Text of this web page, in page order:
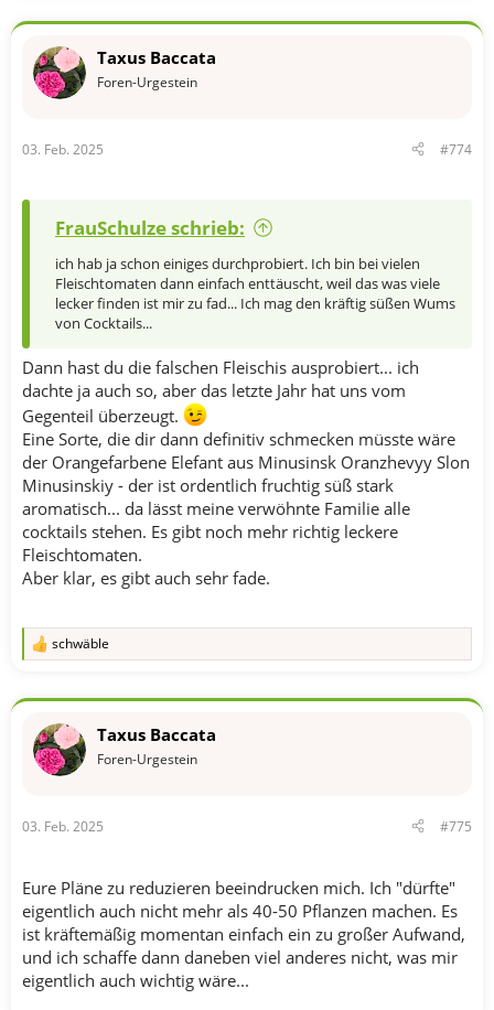
Taxus Baccata
Foren-Urgestein
03. Feb. 2025 #774
FrauSchulze schrieb:
ich hab ja schon einiges durchprobiert. Ich bin bei vielen
Fleischtomaten dann einfach enttäuscht, weil das was viele
lecker finden ist mir zu fad... Ich mag den kräftig süßen Wums
von Cocktails...
Dann hast du die falschen Fleischis ausprobiert... ich
dachte ja auch so, aber das letzte Jahr hat uns vom
Gegenteil überzeugt.
Eine Sorte, die dir dann definitiv schmecken müsste wäre
der Orangefarbene Elefant aus Minusinsk Oranzhevyy Slon
Minusinskiy - der ist ordentlich fruchtig süß stark
aromatisch... da lässt meine verwöhnte Familie alle
cocktails stehen. Es gibt noch mehr richtig leckere
Fleischtomaten.
Aber klar, es gibt auch sehr fade.
R
k
o
:
schwäble
Taxus Baccata
Foren-Urgestein
03. Feb. 2025 #775
Eure Pläne zu reduzieren beeindrucken mich. Ich "dürfte"
eigentlich auch nicht mehr als 40-50 Pflanzen machen. Es
ist kräftemäßig momentan einfach ein zu großer Aufwand,
und ich schaffe dann daneben viel anderes nicht, was mir
eigentlich auch wichtig wäre...